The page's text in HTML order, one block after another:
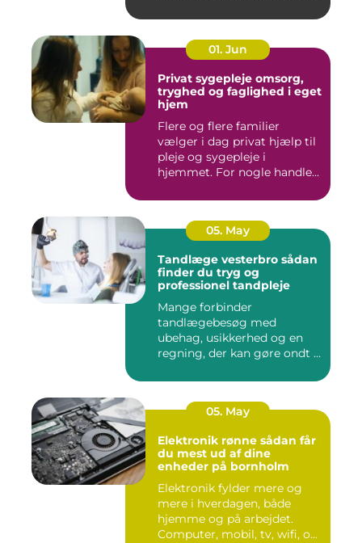
01. Jun
Privat sygepleje omsorg,
tryghed og faglighed i eget
hjem
Flere og flere familier
vælger i dag privat hjælp til
pleje og sygepleje i
hjemmet. For nogle handle...
05. May
Tandlæge vesterbro sådan
finder du tryg og
professionel tandpleje
Mange forbinder
tandlægebesøg med
ubehag, usikkerhed og en
regning, der kan gøre ondt i
05. May
Elektronik rønne sådan får
du mest ud af dine
enheder på bornholm
Elektronik fylder mere og
mere i hverdagen, både
hjemme og på arbejdet.
Computer, mobil, tv, wifi, o...